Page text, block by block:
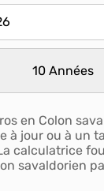
en Colon
à jour ou à un
calculatrice
savaldorien